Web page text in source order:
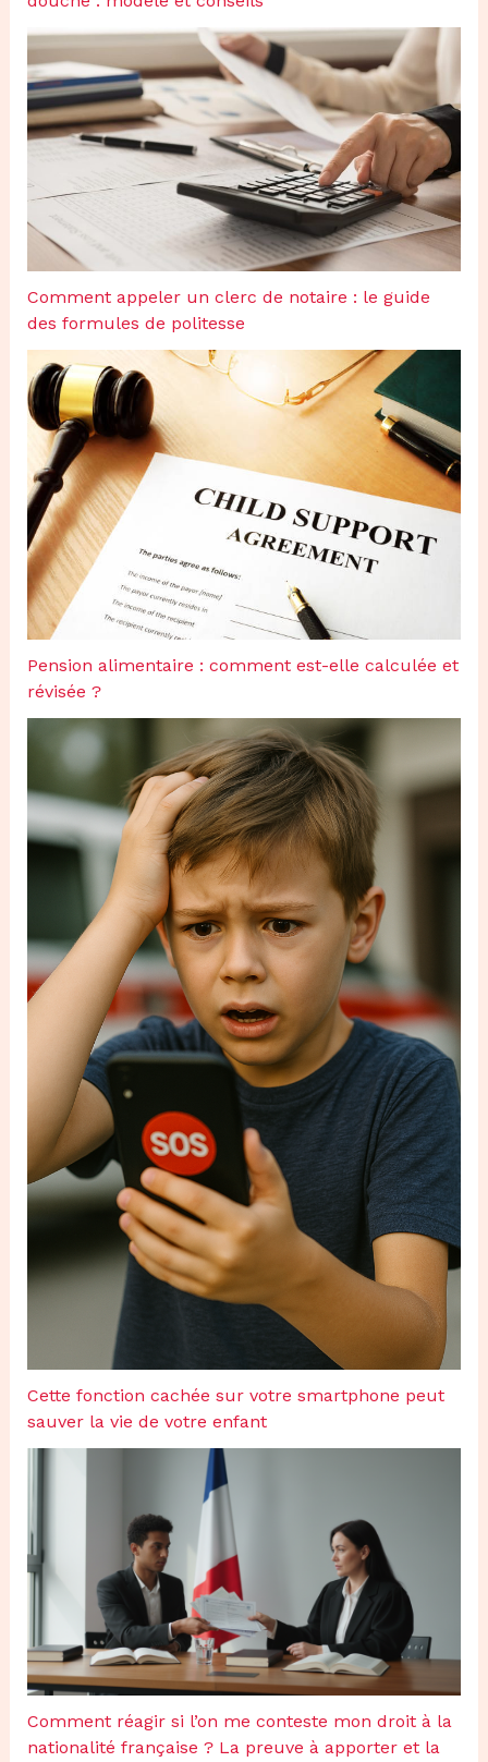
Comment appeler un clerc de notaire : le guide
des formules de politesse
Pension alimentaire : comment est-elle calculée et
révisée ?
Cette fonction cachée sur votre smartphone peut
sauver la vie de votre enfant
Comment réagir si l’on me conteste mon droit à la
nationalité française ? La preuve à apporter et la